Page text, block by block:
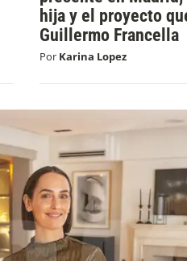
hija y el proyecto
Guillermo Francella
Por Karina Lopez